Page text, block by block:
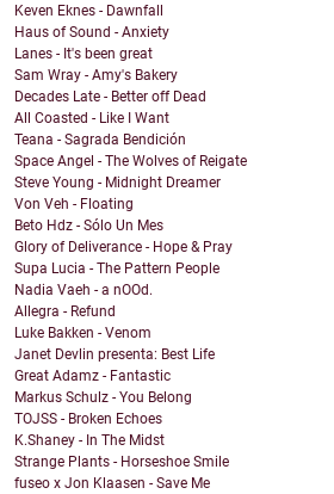
Keven Eknes - Dawnfall
Haus of Sound - Anxiety
Lanes - It's been great
Sam Wray - Amy's Bakery
Decades Late - Better off Dead
All Coasted - Like I Want
Teana - Sagrada Bendición
Space Angel - The Wolves of Reigate
Steve Young - Midnight Dreamer
Von Veh - Floating
Beto Hdz - Sólo Un Mes
Glory of Deliverance - Hope & Pray
Supa Lucia - The Pattern People
Nadia Vaeh - a nOOd.
Allegra - Refund
Luke Bakken - Venom
Janet Devlin presenta: Best Life
Great Adamz - Fantastic
Markus Schulz - You Belong
TOJSS - Broken Echoes
K.Shaney - In The Midst
Strange Plants - Horseshoe Smile
fuseo x Jon Klaasen - Save Me